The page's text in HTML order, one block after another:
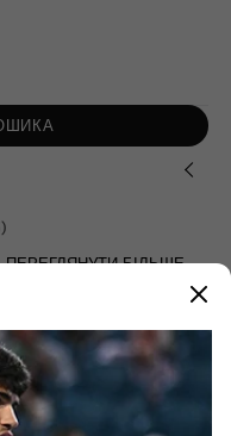
ПЕРЕГЛЯНУТИ БІЛЬШЕ